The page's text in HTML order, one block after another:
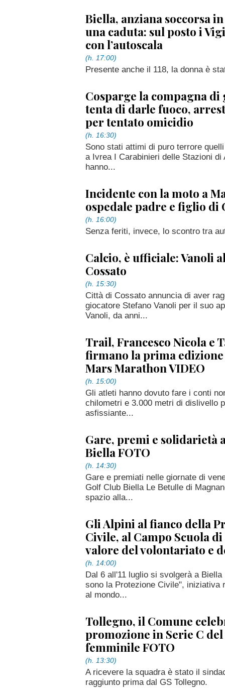
Biella, anziana soccorsa
una caduta: sul posto i
con l’autoscala
(h. 17:00)
Presente anche il 118, la donna è
Cosparge la compagna di
tenta di darle fuoco,
per tentato omicidio
(h. 16:30)
Sono stati attimi di puro terrore
a Ivrea I Carabinieri delle Stazioni di
hanno...
Incidente con la moto a
ospedale padre e figlio di
(h. 16:00)
Senza feriti, invece, lo scontro tra
Calcio, è ufficiale: Vanoli
Cossato
(h. 15:30)
Città di Cossato annuncia di aver
giocatore Stefano Vanoli per il suo
Vanoli, da anni...
Trail, Francesco Nicola e
firmano la prima
Mars Marathon VIDEO
(h. 15:00)
Gli atleti hanno dovuto fare i conti
chilometri e 3.000 metri di dislivello
asfissiante...
Gare, premi e solidarietà
Biella FOTO
(h. 14:30)
Gare e premiati nelle giornate di
Golf Club Biella Le Betulle di
spazio alla...
Gli Alpini al fianco della
Civile, al Campo Scuola
valore del volontariato e
(h. 14:00)
Dal 6 all'11 luglio si svolgerà a
sono la Protezione Civile", iniziativa
al mondo...
Tollegno, il Comune
promozione in Serie C
femminile FOTO
(h. 13:30)
A ricevere la squadra è stato il
raggiunto prima dal GS Tollegno.